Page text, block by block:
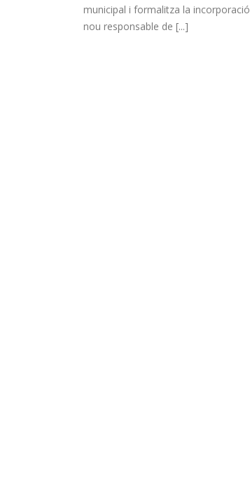
municipal i formalitza la incorporació del
nou responsable de [...]